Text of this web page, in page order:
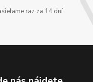
raz za 14 dní.